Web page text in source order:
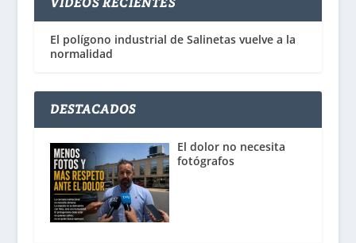
El polígono industrial de Salinetas vuelve a la
normalidad
DESTACADOS
El dolor no necesita
fotógrafos